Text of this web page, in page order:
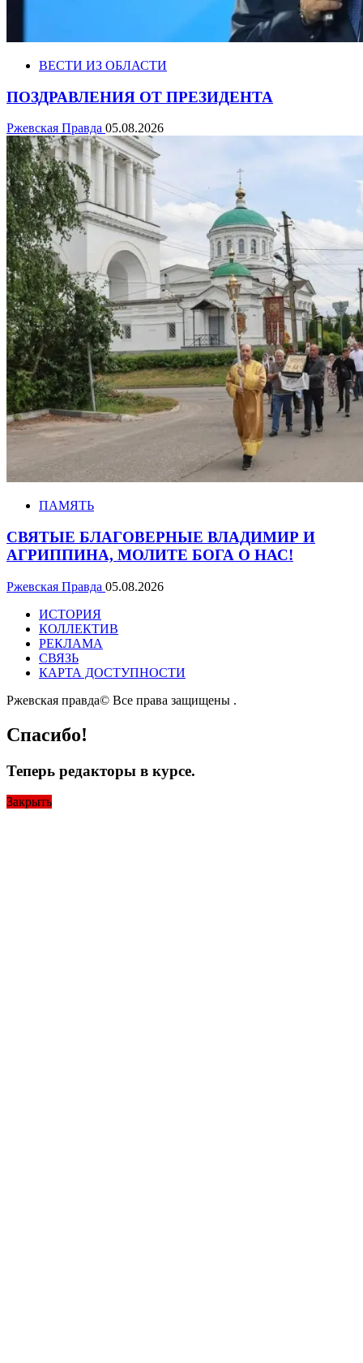
ВЕСТИ ИЗ ОБЛАСТИ
ПОЗДРАВЛЕНИЯ ОТ ПРЕЗИДЕНТА
Ржевская Правда 05.08.2026
ПАМЯТЬ
СВЯТЫЕ БЛАГОВЕРНЫЕ ВЛАДИМИР И
АГРИППИНА, МОЛИТЕ БОГА О НАС!
Ржевская Правда 05.08.2026
ИСТОРИЯ
КОЛЛЕКТИВ
РЕКЛАМА
СВЯЗЬ
КАРТА ДОСТУПНОСТИ
Ржевская правда© Все права защищены .
Спасибо!
Теперь редакторы в курсе.
Закрыть